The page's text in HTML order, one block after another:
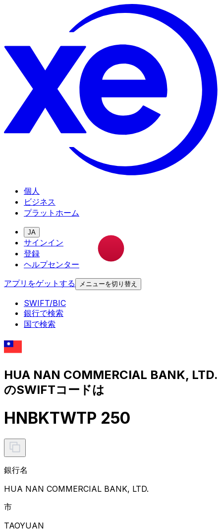
個人
ビジネス
プラットホーム
JA
サインイン
登録
ヘルプセンター
アプリをゲットする
メニューを切り替え
SWIFT/BIC
銀行で検索
国で検索
HUA NAN COMMERCIAL BANK, LTD.
のSWIFTコードは
HNBKTWTP 250
銀行名
HUA NAN COMMERCIAL BANK, LTD.
市
TAOYUAN